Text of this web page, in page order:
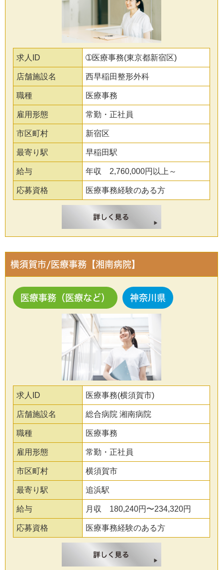
求人ID ➀医療事務(東京都新宿区)
店舗施設名 西早稲田整形外科
職種 医療事務
雇用形態 常勤・正社員
市区町村 新宿区
最寄り駅 早稲田駅
給与 年収 2,760,000円以上～
応募資格 医療事務経験のある方
横須賀市/医療事務【湘南病院】
医療事務（医療など） 神奈川県
求人ID 医療事務(横須賀市)
店舗施設名 総合病院 湘南病院
職種 医療事務
雇用形態 常勤・正社員
市区町村 横須賀市
最寄り駅 追浜駅
給与 月収 180,240円〜234,320円
応募資格 医療事務経験のある方